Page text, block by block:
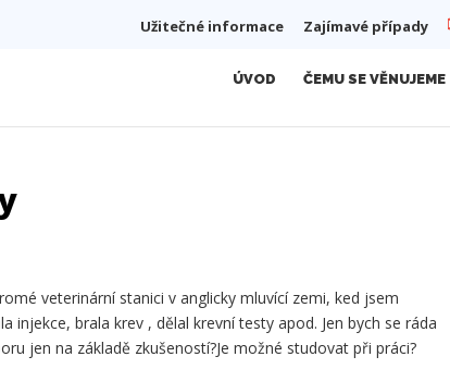
Užitečné informace Zajímavé případy
ÚVOD ČEMU SE VĚNUJEME
veterinární stanici v anglicky mluvící zemi, ked jsem
brala krev , dělal krevní testy apod. Jen bych se ráda
jen na základě zkušeností?Je možné studovat při práci?